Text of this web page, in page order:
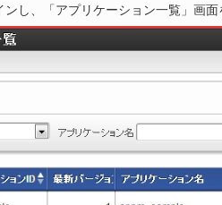
し、「アプリケーション一覧」画